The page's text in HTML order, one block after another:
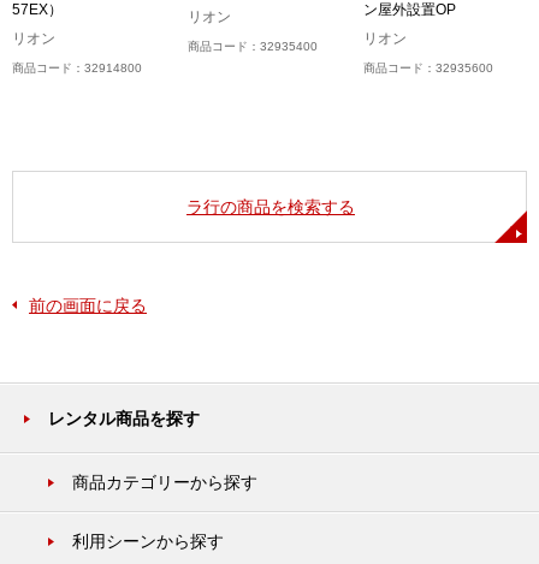
57EX）
リオン
商品コード：32914800
リオン
商品コード：32935400
ン屋外設置OP
リオン
商品コード：32935600
ラ行の商品を検索する
前の画面に戻る
レンタル商品を探す
商品カテゴリーから探す
利用シーンから探す